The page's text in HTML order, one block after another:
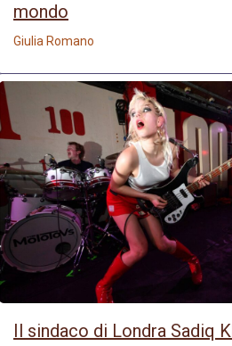
mondo
Giulia Romano
Il sindaco di Londra Sadiq